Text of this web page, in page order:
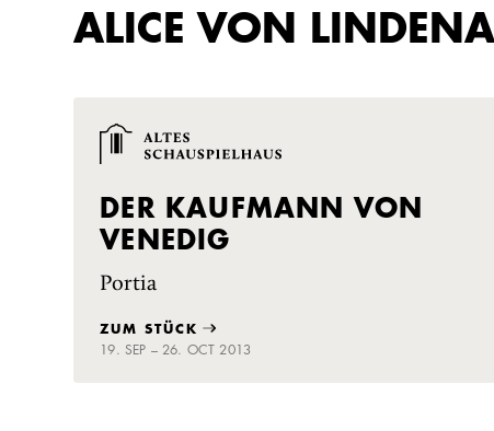
ALICE VON
DER KAUFMANN VON
VENEDIG
Portia
ZUM STÜCK
19. SEP – 26. OCT 2013